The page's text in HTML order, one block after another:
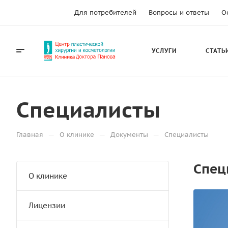
Для потребителей Вопросы и ответы
УСЛУГИ
Специалисты
Главная — О клинике — Документы — Специалисты
О клинике
Лицензии